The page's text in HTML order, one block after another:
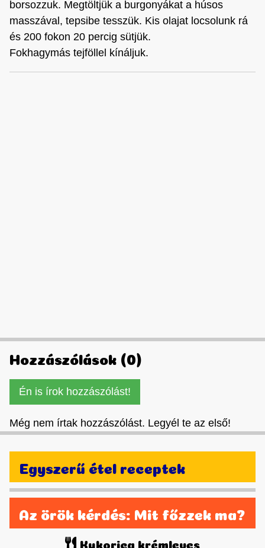
borsozzuk. Megtöltjük a burgonyákat a húsos
masszával, tepsibe tesszük. Kis olajat locsolunk rá
és 200 fokon 20 percig sütjük.
Fokhagymás tejföllel kínáljuk.
Hozzászólások (0)
Én is írok hozzászólást!
Még nem írtak hozzászólást. Legyél te az első!
Egyszerű étel receptek
Az örök kérdés: Mit főzzek ma?
Kukorica krémleves